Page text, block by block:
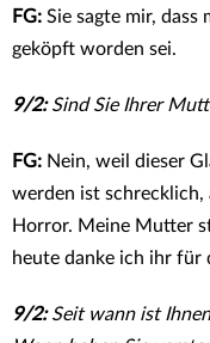
FG: Sie sagte mir, dass
geköpft worden sei.
9/2:Sind Sie Ihrer
FG: Nein, weil dieser
werden ist
Horror. Meine Mutter
heute danke ich ihr für
9/2:Seit wann ist